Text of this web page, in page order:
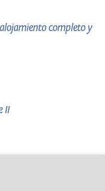
alojamiento completo y
II